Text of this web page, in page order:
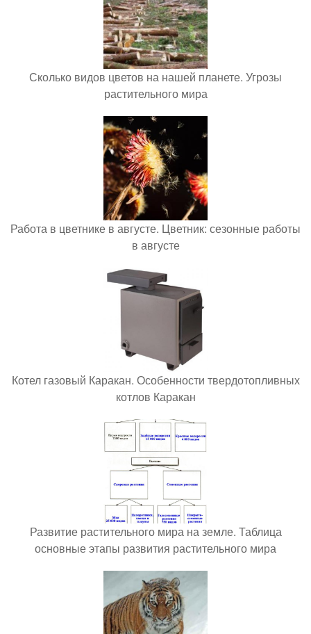
Сколько видов цветов на нашей планете. Угрозы
растительного мира
Работа в цветнике в августе. Цветник: сезонные работы
в августе
Котел газовый Каракан. Особенности твердотопливных
котлов Каракан
Развитие растительного мира на земле. Таблица
основные этапы развития растительного мира